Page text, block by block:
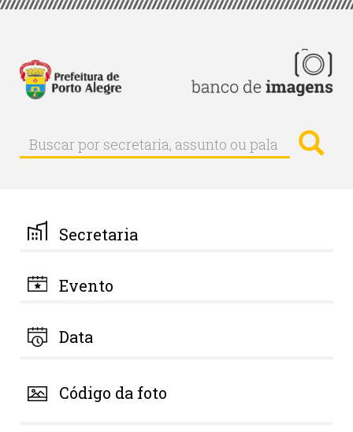
Pular
principal
Buscar
Buscar
por
palavra-
chave
Secretaria
Evento
Data
Código da foto